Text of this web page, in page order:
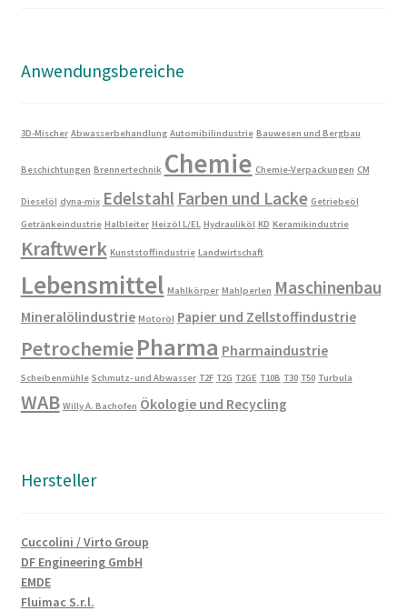
Anwendungsbereiche
3D-Mischer Abwasserbehandlung Automibilindustrie Bauwesen und Bergbau
Beschichtungen Brennertechnik Chemie Chemie-Verpackungen CM
Dieselöl dyna-mix Edelstahl Farben und Lacke Getriebeöl
Getränkeindustrie Halbleiter Heizöl L/EL Hydrauliköl KD Keramikindustrie
Kraftwerk Kunststoffindustrie Landwirtschaft
Lebensmittel Mahlkörper Mahlperlen Maschinenbau
Mineralölindustrie Motoröl Papier und Zellstoffindustrie
PetrochemiePharma Pharmaindustrie
Scheibenmühle Schmutz- und Abwasser T2F T2G T2GE T10B T30 T50 Turbula
WAB Willy A. Bachofen Ökologie und Recycling
Hersteller
Cuccolini / Virto Group
DF Engineering GmbH
EMDE
Fluimac S.r.l.